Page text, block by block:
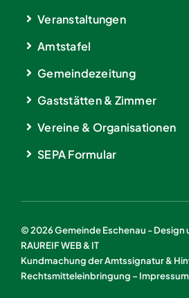
Veranstaltungen
Amtstafel
Gemeindezeitung
Gaststätten & Zimmer
Vereine & Organisationen
SEPA Formular
© 2026 Gemeinde Eschenau - Design
RAUREIF WEB & IT
Kundmachung der Amtssignatur &
Rechtsmitteleinbringung – Impressum